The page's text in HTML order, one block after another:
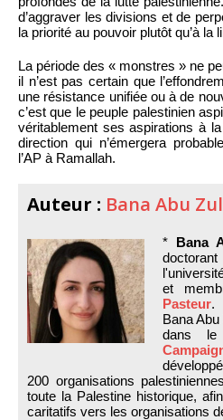
d’aggraver les divisions et de
la priorité au pouvoir plutôt qu’à la
La période des « monstres » ne
il n’est pas certain que
une résistance unifiée ou à de
c’est que le peuple palestinien
véritablement ses aspirations à
direction qui n’émergera
l’AP à Ramallah.
Auteur : Bana Abu
* Bana
et
Pasteur.
Bana
dans le
200 organisations
toute la Palestine historique,
caritatifs vers les organisations